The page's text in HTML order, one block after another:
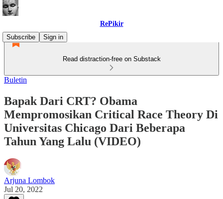
RePikir
Subscribe
Sign in
Read distraction-free on Substack
Buletin
Bapak Dari CRT? Obama
Mempromosikan Critical Race Theory Di
Universitas Chicago Dari Beberapa
Tahun Yang Lalu (VIDEO)
Arjuna Lombok
Jul 20, 2022